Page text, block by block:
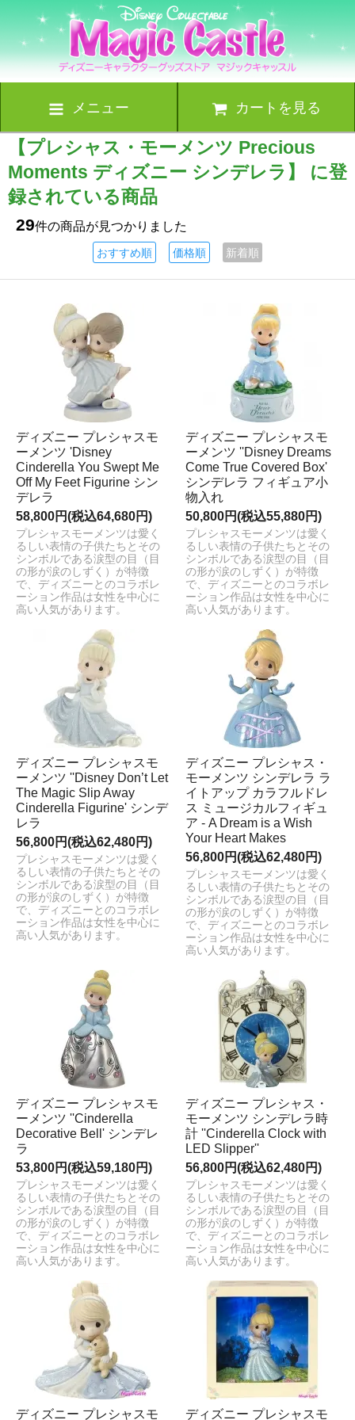
メニュー カートを見る
【プレシャス・モーメンツ Precious
Moments ディズニー シンデレラ】 に登
録されている商品
29件の商品が見つかりました
おすすめ順 価格順 新着順
ディズニー プレシャスモ
ーメンツ 'Disney
Cinderella You Swept Me
Off My Feet Figurine シン
デレラ
58,800円(税込64,680円)
プレシャスモーメンツは愛く
るしい表情の子供たちとその
シンボルである涙型の目（目
の形が涙のしずく）が特徴
で、ディズニーとのコラボレ
ーション作品は女性を中心に
高い人気があります。
ディズニー プレシャスモ
ーメンツ ''Disney Dreams
Come True Covered Box'
シンデレラ フィギュア小
物入れ
50,800円(税込55,880円)
プレシャスモーメンツは愛く
るしい表情の子供たちとその
シンボルである涙型の目（目
の形が涙のしずく）が特徴
で、ディズニーとのコラボレ
ーション作品は女性を中心に
高い人気があります。
ディズニー プレシャスモ
ーメンツ ''Disney Don’t Let
The Magic Slip Away
Cinderella Figurine' シンデ
レラ
56,800円(税込62,480円)
プレシャスモーメンツは愛く
るしい表情の子供たちとその
シンボルである涙型の目（目
の形が涙のしずく）が特徴
で、ディズニーとのコラボレ
ーション作品は女性を中心に
高い人気があります。
ディズニー プレシャス・
モーメンツ シンデレラ ラ
イトアップ カラフルドレ
ス ミュージカルフィギュ
ア - A Dream is a Wish
Your Heart Makes
56,800円(税込62,480円)
プレシャスモーメンツは愛く
るしい表情の子供たちとその
シンボルである涙型の目（目
の形が涙のしずく）が特徴
で、ディズニーとのコラボレ
ーション作品は女性を中心に
高い人気があります。
ディズニー プレシャスモ
ーメンツ ''Cinderella
Decorative Bell' シンデレ
ラ
53,800円(税込59,180円)
プレシャスモーメンツは愛く
るしい表情の子供たちとその
シンボルである涙型の目（目
の形が涙のしずく）が特徴
で、ディズニーとのコラボレ
ーション作品は女性を中心に
高い人気があります。
ディズニー プレシャス・
モーメンツ シンデレラ時
計 ''Cinderella Clock with
LED Slipper''
56,800円(税込62,480円)
プレシャスモーメンツは愛く
るしい表情の子供たちとその
シンボルである涙型の目（目
の形が涙のしずく）が特徴
で、ディズニーとのコラボレ
ーション作品は女性を中心に
高い人気があります。
ディズニー プレシャスモ ディズニー プレシャスモ